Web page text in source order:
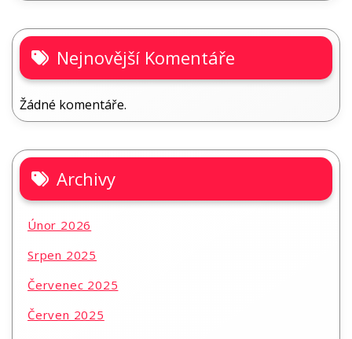
Nejnovější Komentáře
Žádné komentáře.
Archivy
Únor 2026
Srpen 2025
Červenec 2025
Červen 2025